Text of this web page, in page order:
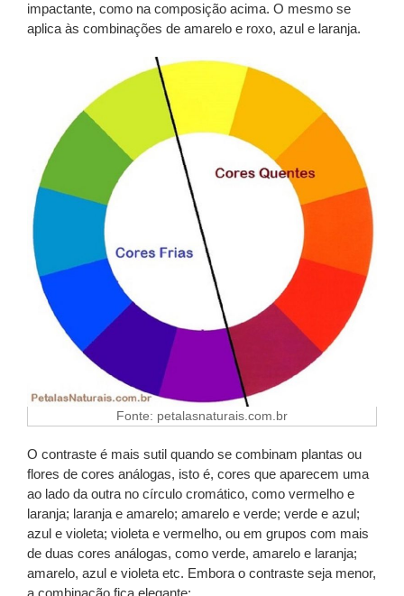
impactante, como na composição acima. O mesmo se
aplica às combinações de amarelo e roxo, azul e laranja.
Fonte: petalasnaturais.com.br
O contraste é mais sutil quando se combinam plantas ou
flores de cores análogas, isto é, cores que aparecem uma
ao lado da outra no círculo cromático, como vermelho e
laranja; laranja e amarelo; amarelo e verde; verde e azul;
azul e violeta; violeta e vermelho, ou em grupos com mais
de duas cores análogas, como verde, amarelo e laranja;
amarelo, azul e violeta etc. Embora o contraste seja menor,